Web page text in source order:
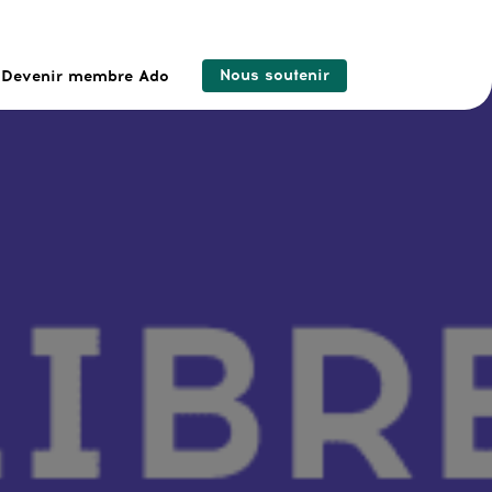
Devenir membre Ado Nous soutenir